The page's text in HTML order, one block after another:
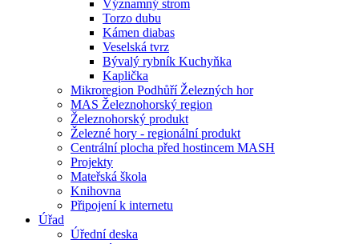
Významný strom
Torzo dubu
Kámen diabas
Veselská tvrz
Bývalý rybník Kuchyňka
Kaplička
Mikroregion Podhůří Železných hor
MAS Železnohorský region
Železnohorský produkt
Železné hory - regionální produkt
Centrální plocha před hostincem MASH
Projekty
Mateřská škola
Knihovna
Připojení k internetu
Úřad
Úřední deska